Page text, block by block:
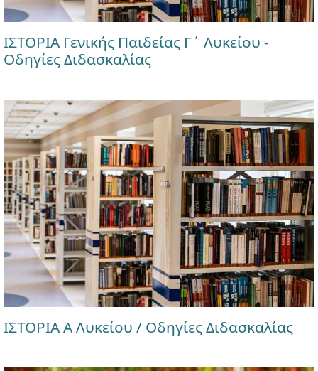
ΙΣΤΟΡΙΑ Γενικής Παιδείας Γ΄ Λυκείου -
Οδηγίες Διδασκαλίας
ΙΣΤΟΡΙΑ Α Λυκείου / Οδηγίες Διδασκαλίας